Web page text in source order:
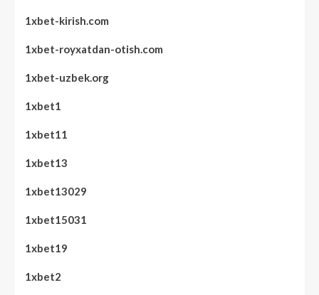
1xbet-kirish.com
1xbet-royxatdan-otish.com
1xbet-uzbek.org
1xbet1
1xbet11
1xbet13
1xbet13029
1xbet15031
1xbet19
1xbet2